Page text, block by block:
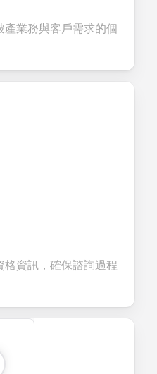
candidate
業務與客戶需求的個
資訊，確保諮詢過程